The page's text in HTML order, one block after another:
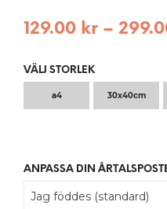
129.00 kr –
VÄLJ STORLEK
a4 30x40cm
ANPASSA DIN